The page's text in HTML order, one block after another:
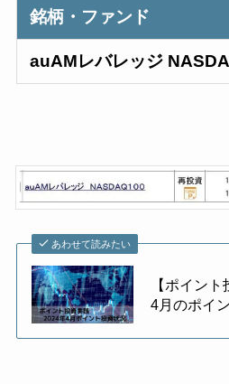
銘柄・ファンド
auAMレバレッジ
あわせて読みたい
【ポイン
4月のポイ